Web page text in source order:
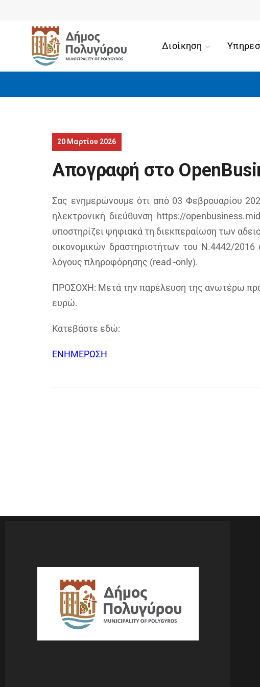
Διοίκηση
20 Μαρτίου 2026
Απογραφή στο
Σας ενημερώνουμε ότι από 03 Φεβρουαρίου
ηλεκτρονική διεύθυνση https://
υποστηρίζει ψηφιακά τη διεκπεραίωση των
οικονομικών δραστηριοτήτων του Ν.4442/2016
λόγους πληροφόρησης (read -only).
ΠΡΟΣΟΧΗ: Μετά την παρέλευση της ανωτέρω
ευρώ.
Κατεβάστε εδώ:
ΕΝΗΜΕΡΩΣΗ